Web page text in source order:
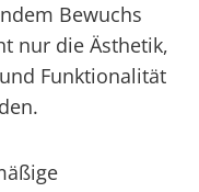
Bewuchs
nur die Ästhetik,
Funktionalität